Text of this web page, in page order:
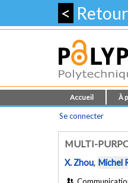
<
Accueil À
Se connecter
MULTI-
X. Zhou, Michel